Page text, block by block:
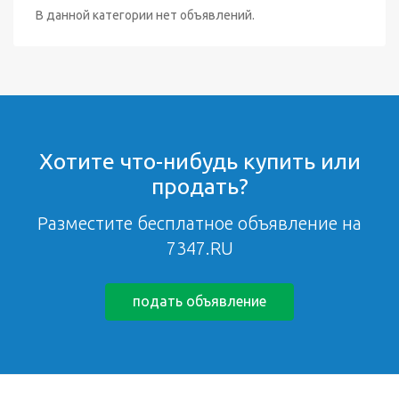
В данной категории нет объявлений.
Хотите что-нибудь купить или
продать?
Разместите бесплатное объявление на
7347.RU
подать объявление